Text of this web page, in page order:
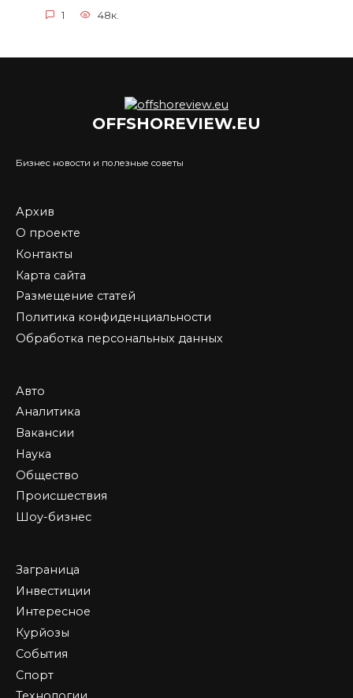
1 48к.
OFFSHOREVIEW.EU
Бизнес новости и полезные советы
Архив
О проекте
Контакты
Карта сайта
Размещение статей
Политика конфиденциальности
Обработка персональных данных
Авто
Аналитика
Вакансии
Наука
Общество
Происшествия
Шоу-бизнес
Заграница
Инвестиции
Интересное
Курйозы
События
Спорт